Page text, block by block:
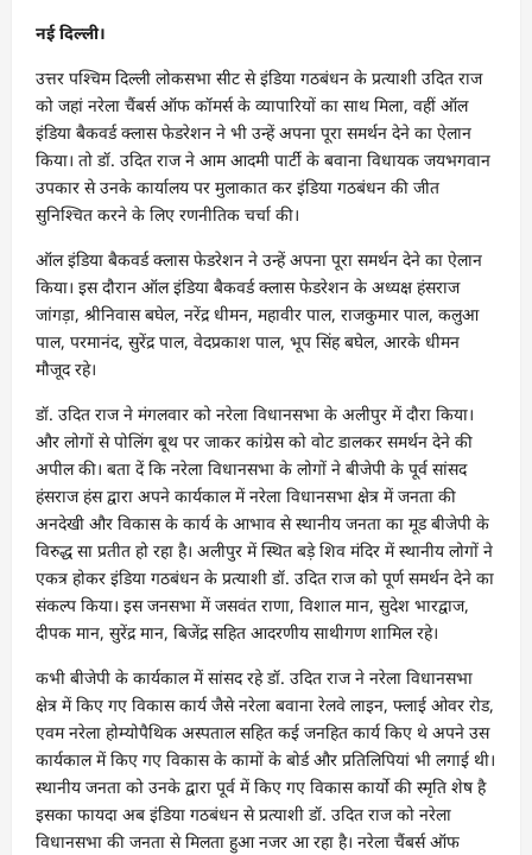
नई दिल्ली।
उत्तर पश्चिम दिल्ली लोकसभा सीट से इंडिया गठबंधन के प्रत्याशी उदित राज
को जहां नरेला चैंबर्स ऑफ कॉमर्स के व्यापारियों का साथ मिला, वहीं ऑल
इंडिया बैकवर्ड क्लास फेडरेशन ने भी उन्हें अपना पूरा समर्थन देने का ऐलान
किया। तो डॉ. उदित राज ने आम आदमी पार्टी के बवाना विधायक जयभगवान
उपकार से उनके कार्यालय पर मुलाकात कर इंडिया गठबंधन की जीत
सुनिश्चित करने के लिए रणनीतिक चर्चा की।
ऑल इंडिया बैकवर्ड क्लास फेडरेशन ने उन्हें अपना पूरा समर्थन देने का ऐलान
किया। इस दौरान ऑल इंडिया बैकवर्ड क्लास फेडरेशन के अध्यक्ष हंसराज
जांगड़ा, श्रीनिवास बघेल, नरेंद्र धीमन, महावीर पाल, राजकुमार पाल, कलुआ
पाल, परमानंद, सुरेंद्र पाल, वेदप्रकाश पाल, भूप सिंह बघेल, आरके धीमन
मौजूद रहे।
डॉ. उदित राज ने मंगलवार को नरेला विधानसभा के अलीपुर में दौरा किया।
और लोगों से पोलिंग बूथ पर जाकर कांग्रेस को वोट डालकर समर्थन देने की
अपील की। बता दें कि नरेला विधानसभा के लोगों ने बीजेपी के पूर्व सांसद
हंसराज हंस द्वारा अपने कार्यकाल में नरेला विधानसभा क्षेत्र में जनता की
अनदेखी और विकास के कार्य के आभाव से स्थानीय जनता का मूड बीजेपी के
विरुद्ध सा प्रतीत हो रहा है। अलीपुर में स्थित बड़े शिव मंदिर में स्थानीय लोगों ने
एकत्र होकर इंडिया गठबंधन के प्रत्याशी डॉ. उदित राज को पूर्ण समर्थन देने का
संकल्प किया। इस जनसभा में जसवंत राणा, विशाल मान, सुदेश भारद्वाज,
दीपक मान, सुरेंद्र मान, बिजेंद्र सहित आदरणीय साथीगण शामिल रहे।
कभी बीजेपी के कार्यकाल में सांसद रहे डॉ. उदित राज ने नरेला विधानसभा
क्षेत्र में किए गए विकास कार्य जैसे नरेला बवाना रेलवे लाइन, फ्लाई ओवर रोड,
एवम नरेला होम्योपैथिक अस्पताल सहित कई जनहित कार्य किए थे अपने उस
कार्यकाल में किए गए विकास के कामों के बोर्ड और प्रतिलिपियां भी लगाई थी।
स्थानीय जनता को उनके द्वारा पूर्व में किए गए विकास कार्यो की स्मृति शेष है
इसका फायदा अब इंडिया गठबंधन से प्रत्याशी डॉ. उदित राज को नरेला
विधानसभा की जनता से मिलता हुआ नजर आ रहा है। नरेला चैंबर्स ऑफ